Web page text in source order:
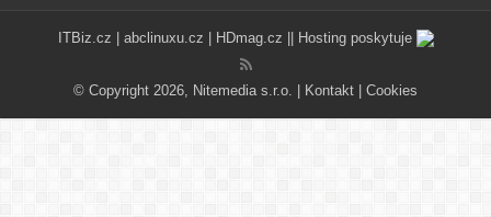
ITBiz.cz | abclinuxu.cz | HDmag.cz || Hosting poskytuje
© Copyright 2026, Nitemedia s.r.o. | Kontakt | Cookies